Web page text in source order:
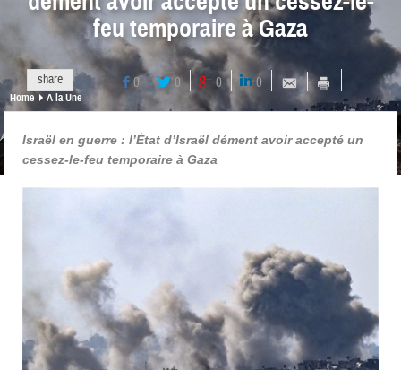
feu temporaire à Gaza
share 0 0 0 0
Home A la Une
Israël en guerre : l’État d’Israël dément avoir accepté un
cessez-le-feu temporaire à Gaza